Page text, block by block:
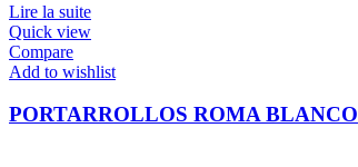
Lire la suite
Quick view
Compare
Add to wishlist
PORTARROLLOS ROMA BLANCO